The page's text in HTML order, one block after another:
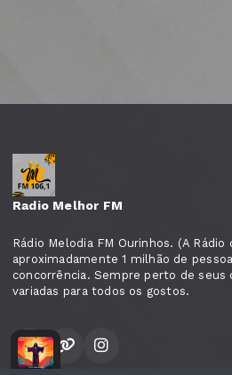
Madrugada com Deus com
Radio Melhor FM
Rádio Melodia FM Ourinhos. (A Rádio
aproximadamente 1 milhão de
concorrência. Sempre perto de seus
variadas para todos os gostos.